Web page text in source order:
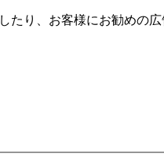
り、お客様にお勧めの